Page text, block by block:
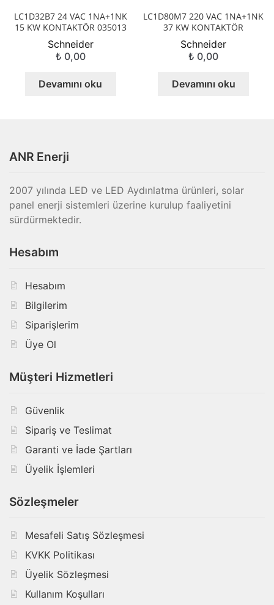
LC1D32B7 24 VAC 1NA+1NK
15 KW KONTAKTÖR 035013
Schneider
₺ 0,00
Devamını oku
LC1D80M7 220 VAC 1NA+1NK
37 KW KONTAKTÖR
Schneider
₺ 0,00
Devamını oku
ANR Enerji
2007 yılında LED ve LED Aydınlatma ürünleri, solar
panel enerji sistemleri üzerine kurulup faaliyetini
sürdürmektedir.
Hesabım
Hesabım
Bilgilerim
Siparişlerim
Üye Ol
Müşteri Hizmetleri
Güvenlik
Sipariş ve Teslimat
Garanti ve İade Şartları
Üyelik İşlemleri
Sözleşmeler
Mesafeli Satış Sözleşmesi
KVKK Politikası
Üyelik Sözleşmesi
Kullanım Koşulları